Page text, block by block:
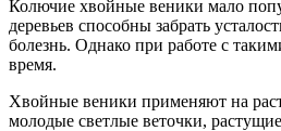
Колючие хвойные веники мало
деревьев способны забрать
болезнь. Однако при работе с
время.
Хвойные веники применяют на
молодые светлые веточки,